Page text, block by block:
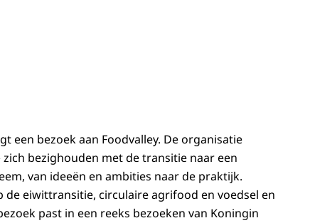
een bezoek aan Foodvalley. De organisatie
bezighouden met de transitie naar een
van ideeën en ambities naar de praktijk.
de eiwittransitie, circulaire agrifood en voedsel en
past in een reeks bezoeken van Koningin